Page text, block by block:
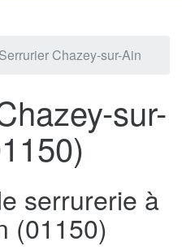
Serrurier Chazey-sur-Ain
sur-
serrurerie à
(01150)